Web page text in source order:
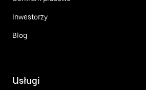
Inwestorzy
Blog
Usługi